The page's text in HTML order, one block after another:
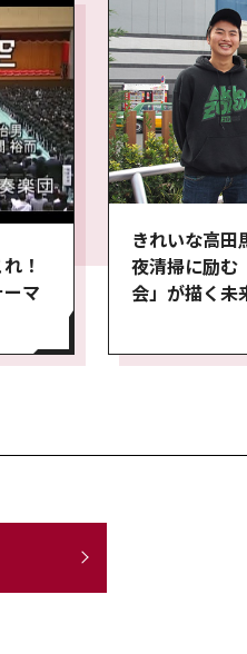
！
マ
きれいな高
夜清掃に励む
会」が描く未